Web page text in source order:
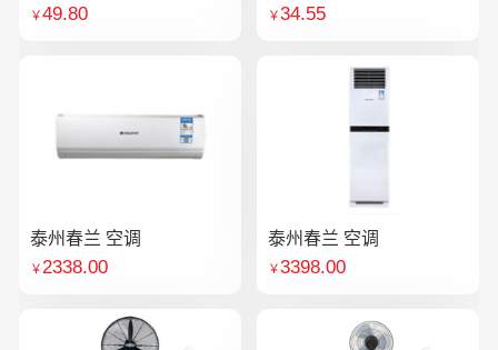
￥49.80 ￥34.55
泰州春兰 空调
￥2338.00
泰州春兰 空调
￥3398.00